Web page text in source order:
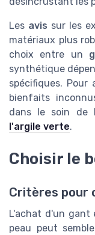
Les avis sur les
matériaux plus
choix entre un
synthétique
spécifiques. Pour
bienfaits
dans le soin de
l'argile verte.
Choisir le
Critères pour
L'achat d'un gant
peau peut